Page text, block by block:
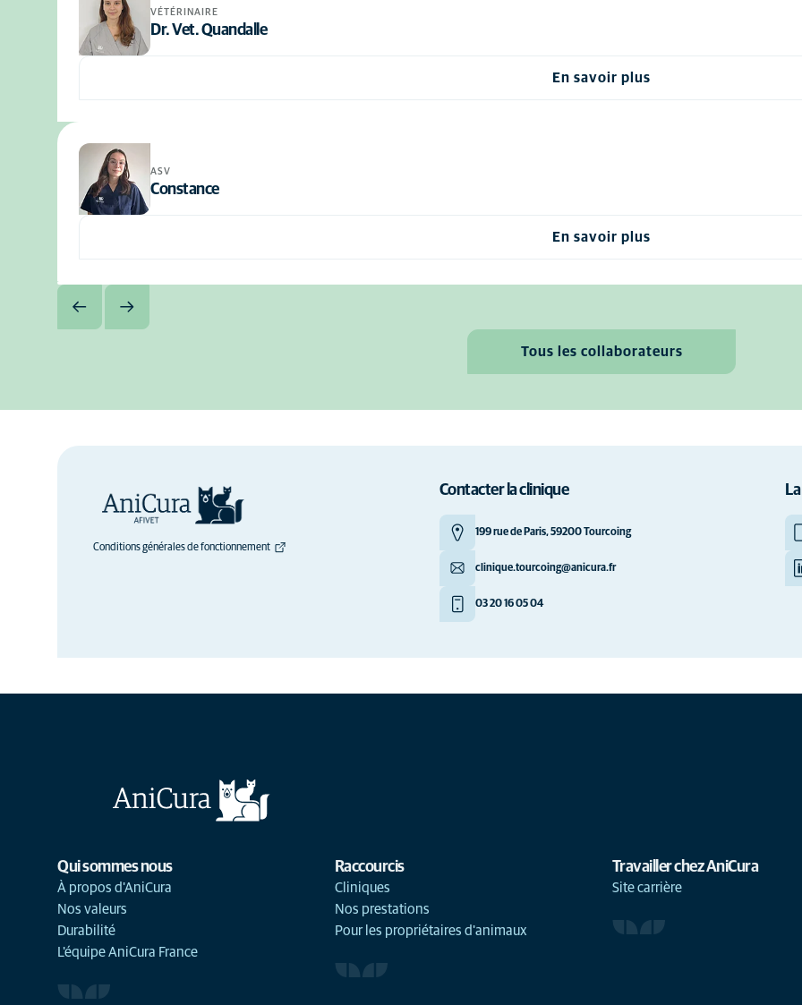
VÉTÉRINAIRE
Dr. Vet. Quandalle
En savoir plus
ASV
Constance
En savoir plus
Tous les collaborateurs
Conditions générales de fonctionnement
Contacter la clinique
199 rue de Paris, 59200 Tourcoing
clinique.tourcoing@anicura.fr
03 20 16 05 04
Qui sommes nous
À propos d'AniCura
Nos valeurs
Durabilité
L'équipe AniCura France
Raccourcis
Cliniques
Nos prestations
Pour les propriétaires d'animaux
Travailler chez AniCura
Site carrière